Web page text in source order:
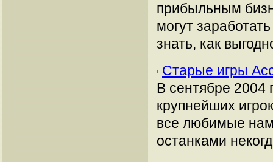
прибыльным
могут
знать, как
Старые игры
В сентябре 2004
крупнейших
все любимые
останками